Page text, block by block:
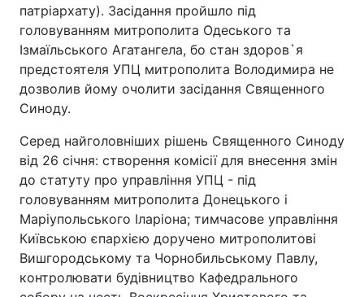
патріархату). Засідання пройшло під
головуванням митрополита Одеського та
Ізмаїльського Агатангела, бо стан здоров`я
предстоятеля УПЦ митрополита Володимира не
дозволив йому очолити засідання Священного
Синоду.
Серед найголовніших рішень Священного Синоду
від 26 січня: створення комісії для внесення змін
до статуту про управління УПЦ - під
головуванням митрополита Донецького і
Маріупольського Іларіона; тимчасове управління
Київською єпархією доручено митрополитові
Вишгородському та Чорнобильському Павлу,
контролювати будівництво Кафедрального